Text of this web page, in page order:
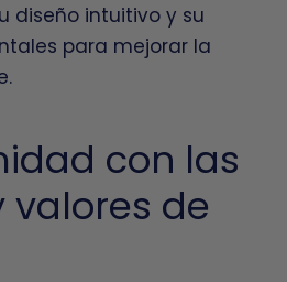
diseño intuitivo y su
para mejorar la
con las
valores de